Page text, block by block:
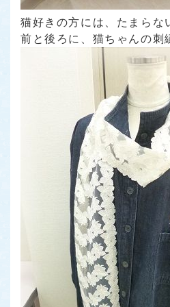
猫好きの方には、たま
前と後ろに、猫ちゃんの刺